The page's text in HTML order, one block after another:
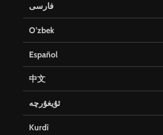
فارسی
O’zbek
Español
中文
ئۇيغۇرچە
Kurdî